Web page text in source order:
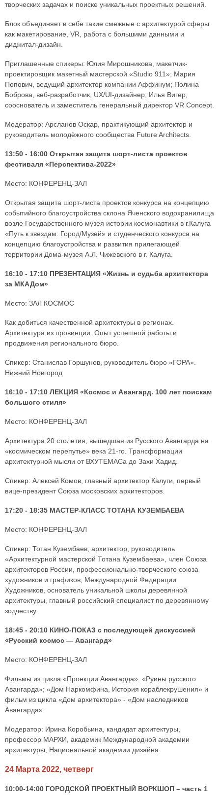
творческих задачах и поиске уникальных проектных решений.
Блок объединяет в себе такие смежные с архитектурой сферы
как макетирование, VR, работа с большими данными и
диджитал-дизайн.
Приглашенные спикеры: Юлия Мирошникова, макетчик-
проектировщик макетный мастерской «Studio 911»; Мария
Попович, ведущий архитектор компании Аффинум; Полина
Боброва, веб-разработчик, UX/UI-дизайнер; Илья Вигер,
сооснователь и заместитель генеральный директор VR Concept.
Модератор: Арсланов Оскар, практикующий архитектор и
руководитель молодёжного сообщества Future Architects.
13:50 - 16:00 Открытая защита шорт-листа проектов
фестиваля «Перспектива-2022»
Место: КОНФЕРЕНЦ-ЗАЛ
Открытая защита шорт-листа проектов конкурса на концепцию
событийного благоустройства склона Яченского водохранилища
возле Государственного музея истории космонавтики в г.Калуга
«Путь к звездам. Город/Музей» и студенческого конкурса на
концепцию благоустройства и развития прилегающей
территории Дома-музея А.Л. Чижевского в г. Калуга.
16:10 - 17:10 ПРЕЗЕНТАЦИЯ «Жизнь и судьба архитектора
за МКАДом»
Место: ЗАЛ КОСМОС
Как добиться качественной архитектуры в регионах.
Архитектура из провинции. Опыт успешной работы и
продвижения регионального бюро.
Спикер: Станислав Горшунов, руководитель бюро «ГОРА».
Нижний Новгород
16:10 - 17:10 ЛЕКЦИЯ «Космос и Авангард. 100 лет поискам
большого стиля»
Место: КОНФЕРЕНЦ-ЗАЛ
Архитектура 20 столетия, вышедшая из Русского Авангарда на
«космическом перепутье» века 21-го. Трансформации
архитектурной мысли от ВХУТЕМАСа до Захи Хадид.
Спикер: Алексей Комов, главный архитектор Калуги, первый
вице-президент Союза московских архитекторов.
17:20 - 18:35 МАСТЕР-КЛАСС ТОТАНА КУЗЕМБАЕВА
Место: КОНФЕРЕНЦ-ЗАЛ
Спикер: Тотан Кузембаев, архитектор, руководитель
«Архитектурной мастерской Тотана Кузембаева», член Союза
архитекторов России, профессионально-творческого союза
художников и графиков, Международной Федерации
Художников, основатель уникальной школы деревянной
архитектуры, главный российский специалист по деревянному
зодчеству.
18:45 - 20:10 КИНО-ПОКАЗ с последующей дискуссией
«Русский космос — Авангард»
Место: КОНФЕРЕНЦ-ЗАЛ
Фильмы из цикла «Проекции Авангарда»: «Руины русского
Авангарда»; «Дом Наркомфина, История кораблекрушения» и
фильм из цикла «Дом архитектора» - «Дом наследников
Авангарда».
Модератор: Ирина Коробьина, кандидат архитектуры,
профессор МАРХИ, академик Международной академии
архитектуры, Национальной академии дизайна.
24 Марта 2022, четверг
10:00-14:00 ГОРОДСКОЙ ПРОЕКТНЫЙ ВОРКШОП – часть 1